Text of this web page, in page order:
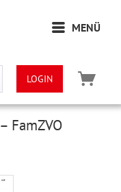
MENÜ
LOGIN
FamZVO